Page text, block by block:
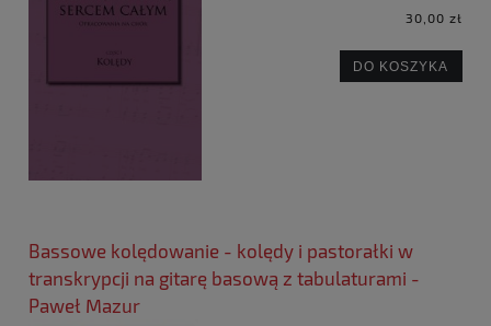
30,00 zł
DO KOSZYKA
Bassowe kolędowanie - kolędy i pastorałki w
transkrypcji na gitarę basową z tabulaturami -
Paweł Mazur